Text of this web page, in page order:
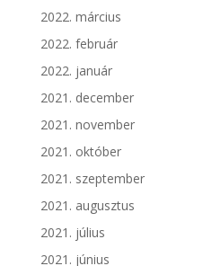
2022. március
2022. február
2022. január
2021. december
2021. november
2021. október
2021. szeptember
2021. augusztus
2021. július
2021. június